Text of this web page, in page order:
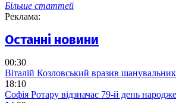
Більше статтей
Реклама:
Останні новини
00:30
Віталій Козловський вразив
18:10
Софія Ротару відзначає 79-й день